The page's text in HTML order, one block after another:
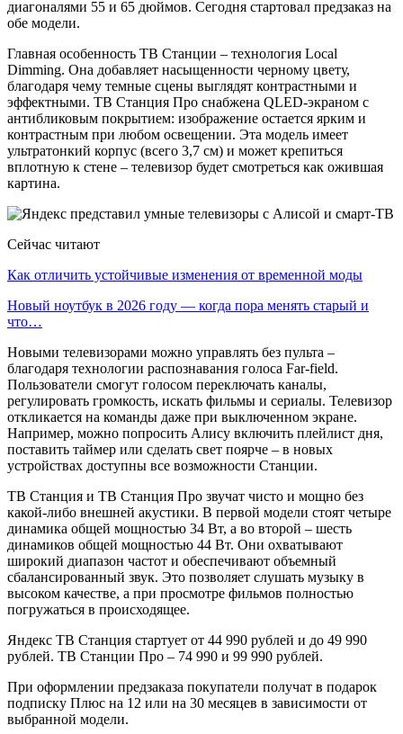
диагоналями 55 и 65 дюймов. Сегодня стартовал предзаказ на
обе модели.
Главная особенность ТВ Станции – технология Local
Dimming. Она добавляет насыщенности черному цвету,
благодаря чему темные сцены выглядят контрастными и
эффектными. ТВ Станция Про снабжена QLED-экраном с
антибликовым покрытием: изображение остается ярким и
контрастным при любом освещении. Эта модель имеет
ультратонкий корпус (всего 3,7 см) и может крепиться
вплотную к стене – телевизор будет смотреться как ожившая
картина.
Сейчас читают
Как отличить устойчивые изменения от временной моды
Новый ноутбук в 2026 году — когда пора менять старый и
что…
Новыми телевизорами можно управлять без пульта –
благодаря технологии распознавания голоса Far-field.
Пользователи смогут голосом переключать каналы,
регулировать громкость, искать фильмы и сериалы. Телевизор
откликается на команды даже при выключенном экране.
Например, можно попросить Алису включить плейлист дня,
поставить таймер или сделать свет поярче – в новых
устройствах доступны все возможности Станции.
ТВ Станция и ТВ Станция Про звучат чисто и мощно без
какой-либо внешней акустики. В первой модели стоят четыре
динамика общей мощностью 34 Вт, а во второй – шесть
динамиков общей мощностью 44 Вт. Они охватывают
широкий диапазон частот и обеспечивают объемный
сбалансированный звук. Это позволяет слушать музыку в
высоком качестве, а при просмотре фильмов полностью
погружаться в происходящее.
Яндекс ТВ Станция стартует от 44 990 рублей и до 49 990
рублей. ТВ Станции Про – 74 990 и 99 990 рублей.
При оформлении предзаказа покупатели получат в подарок
подписку Плюс на 12 или на 30 месяцев в зависимости от
выбранной модели.